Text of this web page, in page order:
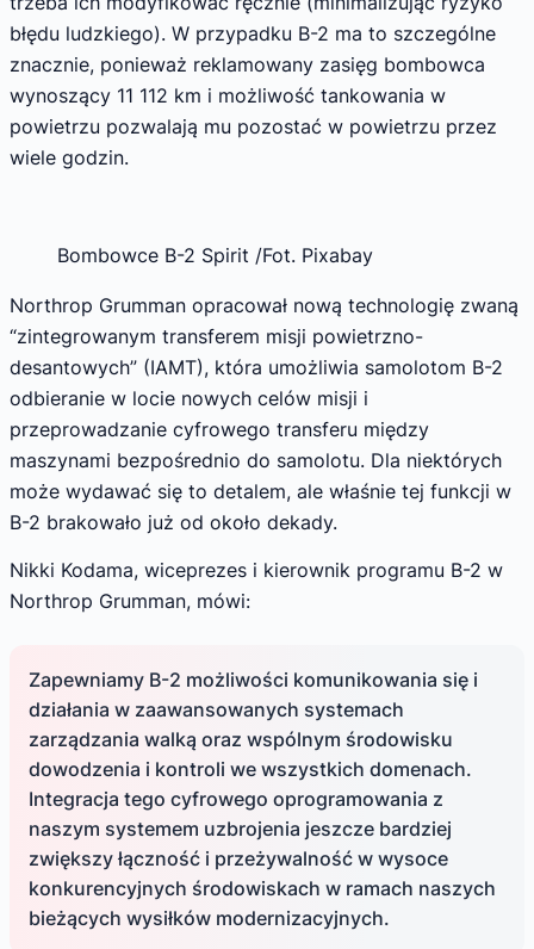
błędu ludzkiego). W przypadku B-2 ma to szczególne
znacznie, ponieważ reklamowany zasięg bombowca
wynoszący 11 112 km i możliwość tankowania w
powietrzu pozwalają mu pozostać w powietrzu przez
wiele godzin.
Bombowce B-2 Spirit /Fot. Pixabay
Northrop Grumman opracował nową technologię zwaną
“zintegrowanym transferem misji powietrzno-
desantowych” (IAMT), która umożliwia samolotom B-2
odbieranie w locie nowych celów misji i
przeprowadzanie cyfrowego transferu między
maszynami bezpośrednio do samolotu. Dla niektórych
może wydawać się to detalem, ale właśnie tej funkcji w
B-2 brakowało już od około dekady.
Nikki Kodama, wiceprezes i kierownik programu B-2 w
Northrop Grumman, mówi:
Zapewniamy B-2 możliwości komunikowania się i
działania w zaawansowanych systemach
zarządzania walką oraz wspólnym środowisku
dowodzenia i kontroli we wszystkich domenach.
Integracja tego cyfrowego oprogramowania z
naszym systemem uzbrojenia jeszcze bardziej
zwiększy łączność i przeżywalność w wysoce
konkurencyjnych środowiskach w ramach naszych
bieżących wysiłków modernizacyjnych.